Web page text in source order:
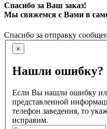
Спасибо за Ваш заказ!
Мы свяжемся с Вами в
Спасибо за отправку
×
Нашли ошибку?
Если Вы нашли ошибку
представленной
телефон заведения, то
исправим.